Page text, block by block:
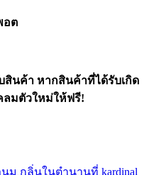
อต
สินค้า หากสินค้าที่ได้รับเกิด
ลมตัวใหม่ให้ฟรี!